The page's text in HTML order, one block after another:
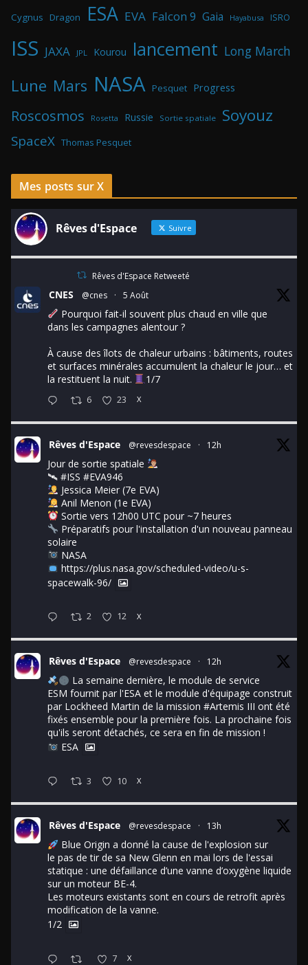
Cygnus Dragon ESA EVA Falcon 9 Gaia Hayabusa ISRO
ISS JAXA JPL Kourou lancement Long March
Lune Mars NASA Pesquet Progress
Roscosmos Rosetta Russie Sortie spatiale Soyouz
SpaceX Thomas Pesquet
Mes posts sur X
Rêves d'Espace Suivre
Rêves d'Espace Retweeté
CNES @cnes · 5 Août
Pourquoi fait-il souvent plus chaud en ville que
dans les campagnes alentour ?
À cause des îlots de chaleur urbains : bâtiments, routes
et surfaces minérales accumulent la chaleur le jour… et
la restituent la nuit.
1/7
6 23 X
Rêves d'Espace @revesdespace · 12h
Jour de sortie spatiale
🛰 #ISS #EVA946
Jessica Meier (7e EVA)
Anil Menon (1e EVA)
Sortie vers 12h00 UTC pour ~7 heures
Préparatifs pour l'installation d'un nouveau panneau
solaire
NASA
https://plus.nasa.gov/scheduled-video/u-s-
spacewalk-96/
2 12 X
Rêves d'Espace @revesdespace · 12h
La semaine dernière, le module de service
ESM fournit par l'ESA et le module d'équipage construit
par Lockheed Martin de la mission #Artemis III ont été
fixés ensemble pour la première fois. La prochaine fois
qu'ils seront détachés, ce sera en fin de mission !
ESA
3 10 X
Rêves d'Espace @revesdespace · 13h
Blue Origin a donné la cause de l'explosion sur
le pas de tir de sa New Glenn en mai lors de l'essai
statique : une défaillance d’une vanne d’oxygène liquide
sur un moteur BE-4.
Les moteurs existants sont en cours de retrofit après
modification de la vanne.
1/2
7 X